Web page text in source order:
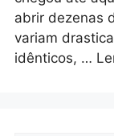
abrir dezenas
variam
idênticos, …